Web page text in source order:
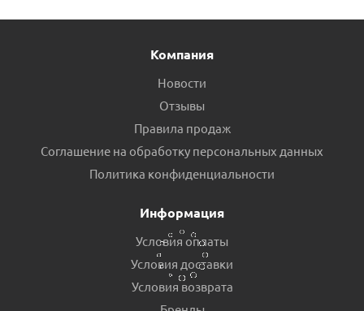
Есть в наличии (33)
Компания
Новости
Отзывы
Правила продаж
Соглашение на обработку персональных данных
Политика конфиденциальности
Информация
Условия оплаты
Условия доставки
Условия возврата